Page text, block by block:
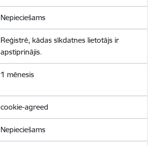
Nepieciešams
Reģistrē, kādas sīkdatnes lietotājs ir
apstiprinājis.
1 mēnesis
cookie-agreed
Nepieciešams